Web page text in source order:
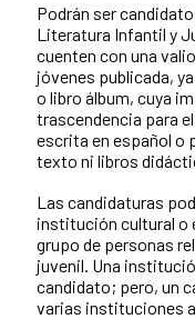
Podrán ser
Literatura Infantil y
cuenten con una
jóvenes publicada,
o libro álbum, cuya
trascendencia para
escrita en español o
texto ni libros
Las candidaturas
institución cultural o
grupo de personas
juvenil. Una
candidato; pero, un
varias instituciones